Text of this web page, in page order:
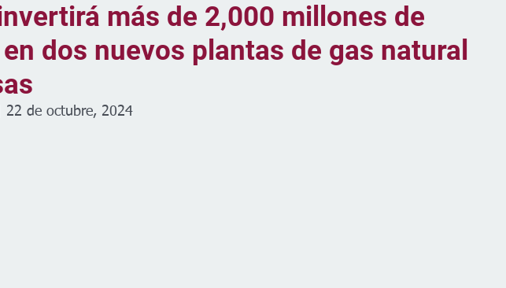
Escuelas Calles Desamparados Carreteras Comunidad Historias que inspiran
más de 2,000 millones de
dos nuevos plantas de gas natural
22 de octubre, 2024